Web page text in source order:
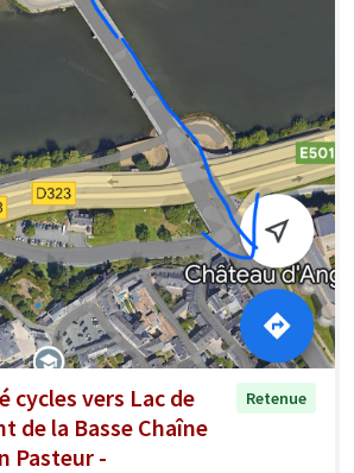
cycles vers Lac de
de la Basse Chaîne
Pasteur -
Retenue